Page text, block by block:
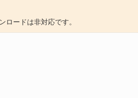
ロードは非対応です。